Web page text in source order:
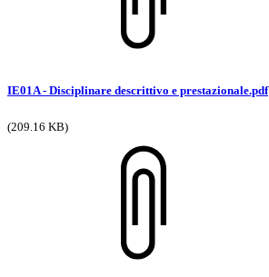
IE01A - Disciplinare descrittivo e prestazionale.pdf
(209.16 KB)